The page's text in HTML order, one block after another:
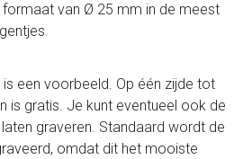
van Ø 25 mm in de meest
een voorbeeld. Op één zijde tot
is gratis. Je kunt eventueel ook de
graveren. Standaard wordt de
omdat dit het mooiste